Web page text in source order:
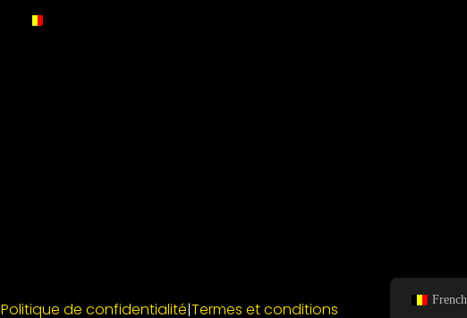
Politique de confidentialité|Termes et conditions French